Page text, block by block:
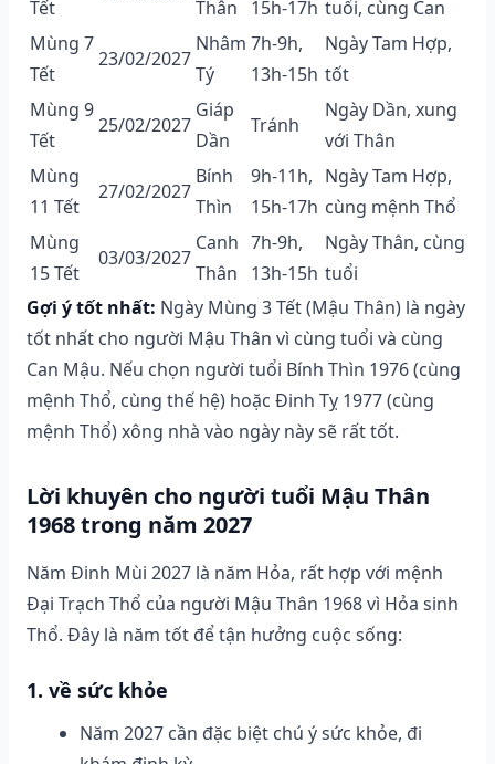
Tết
Thân
15h-17h tuổi, cùng Can
Mùng 7
Tết
23/02/2027
Nhâm
Tý
7h-9h,
13h-15h
Ngày Tam Hợp,
tốt
Mùng 9
Tết
25/02/2027
Giáp
Dần
Tránh
Ngày Dần, xung
với Thân
Mùng
11 Tết
27/02/2027
Bính
Thìn
9h-11h,
15h-17h
Ngày Tam Hợp,
cùng mệnh Thổ
Mùng
15 Tết
03/03/2027
Canh
Thân
7h-9h,
13h-15h
Ngày Thân, cùng
tuổi
Gợi ý tốt nhất: Ngày Mùng 3 Tết (Mậu Thân) là ngày
tốt nhất cho người Mậu Thân vì cùng tuổi và cùng
Can Mậu. Nếu chọn người tuổi Bính Thìn 1976 (cùng
mệnh Thổ, cùng thế hệ) hoặc Đinh Tỵ 1977 (cùng
mệnh Thổ) xông nhà vào ngày này sẽ rất tốt.
Lời khuyên cho người tuổi Mậu Thân
1968 trong năm 2027
Năm Đinh Mùi 2027 là năm Hỏa, rất hợp với mệnh
Đại Trạch Thổ của người Mậu Thân 1968 vì Hỏa sinh
Thổ. Đây là năm tốt để tận hưởng cuộc sống:
1. về sức khỏe
Năm 2027 cần đặc biệt chú ý sức khỏe, đi